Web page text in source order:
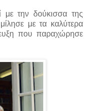
με την δούκισσα της
με τα καλύτερα
που παραχώρησε